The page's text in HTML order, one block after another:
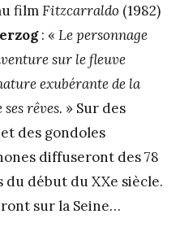
filmFitzcarraldo (1982)
: « Le personnage
sur le fleuve
exubérante de la
rêves. » Sur des
des gondoles
diffuseront des 78
début du XXe siècle.
sur la Seine…